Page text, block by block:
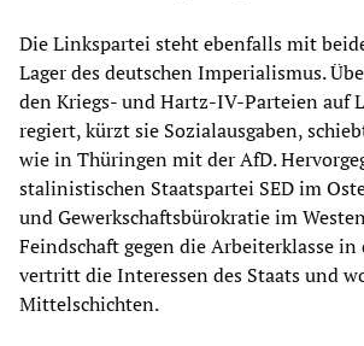
Die Linkspartei steht ebenfalls mit
Lager des deutschen Imperialismus.
den Kriegs- und Hartz-IV-Parteien auf
regiert, kürzt sie Sozialausgaben,
wie in Thüringen mit der AfD.
stalinistischen Staatspartei SED im
und Gewerkschaftsbürokratie im
Feindschaft gegen die Arbeiterklasse in
vertritt die Interessen des Staats und
Mittelschichten.